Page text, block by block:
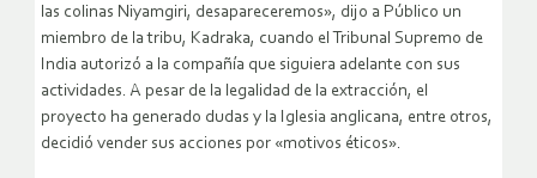
las colinas Niyamgiri, desapareceremos», dijo a Público un
miembro de la tribu, Kadraka, cuando el Tribunal Supremo de
India autorizó a la compañía que siguiera adelante con sus
actividades. A pesar de la legalidad de la extracción, el
proyecto ha generado dudas y la Iglesia anglicana, entre otros,
decidió vender sus acciones por «motivos éticos».